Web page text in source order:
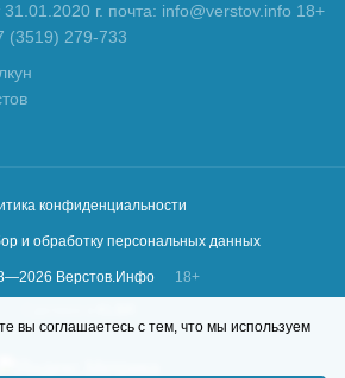
г. почта: info@verstov.info 18+
(3519) 279-733
конфиденциальности
и обработку персональных данных
2026 Верстов.Инфо
18+
вы соглашаетесь с тем, что мы используем